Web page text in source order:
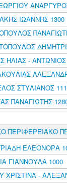
ΙΩΑΝΝΗΣ 1300
ΗΛΙΑΣ - ΑΝΤΩΝΙΟΣ
ΣΤΥΛΙΑΝΟΣ
ΠΑΝΑΓΙΩΤΗΣ
ΠΕΡΙΦΕΡΕΙΑΚΟ
ΕΛΕΟΝΟΡΑ
ΓΙΑΝΝΟΥΛΑ 1000
ΧΡΙΣΤΙΝΑ -